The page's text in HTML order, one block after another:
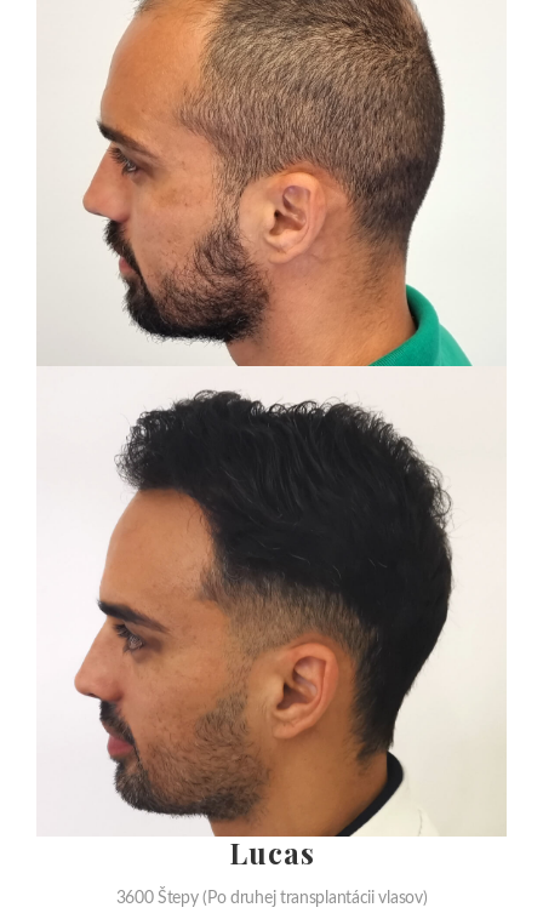
Norbert
Viac fotografií s výsledkami
Transformujte svoj
vzhľad s ocenenou